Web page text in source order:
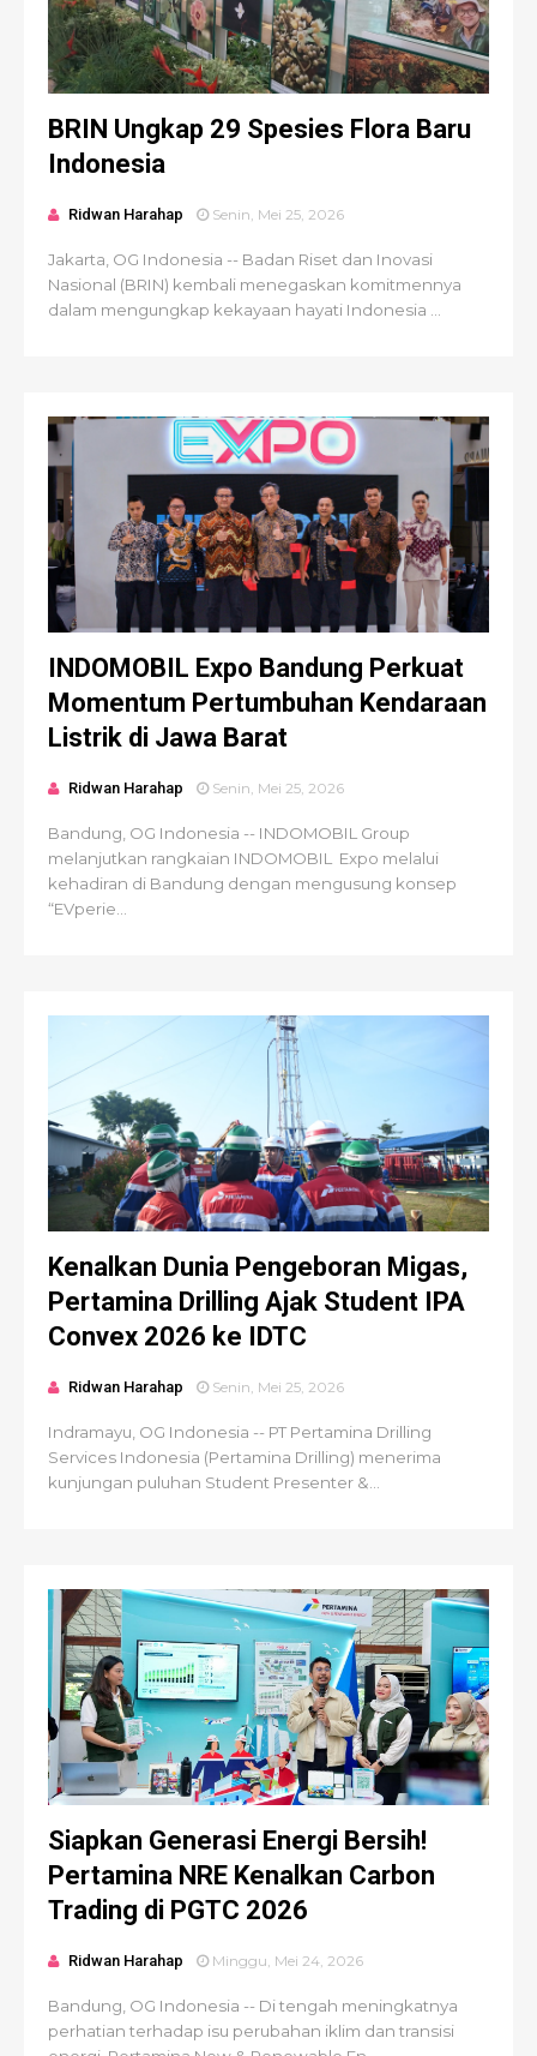
BRIN Ungkap 29 Spesies Flora Baru
Indonesia
Ridwan Harahap Senin, Mei 25, 2026
Jakarta, OG Indonesia -- Badan Riset dan Inovasi
Nasional (BRIN) kembali menegaskan komitmennya
dalam mengungkap kekayaan hayati Indonesia ...
INDOMOBIL Expo Bandung Perkuat
Momentum Pertumbuhan Kendaraan
Listrik di Jawa Barat
Ridwan Harahap Senin, Mei 25, 2026
Bandung, OG Indonesia -- INDOMOBIL Group
melanjutkan rangkaian INDOMOBIL Expo melalui
kehadiran di Bandung dengan mengusung konsep
“EVperie...
Kenalkan Dunia Pengeboran Migas,
Pertamina Drilling Ajak Student IPA
Convex 2026 ke IDTC
Ridwan Harahap Senin, Mei 25, 2026
Indramayu, OG Indonesia -- PT Pertamina Drilling
Services Indonesia (Pertamina Drilling) menerima
kunjungan puluhan Student Presenter &...
Siapkan Generasi Energi Bersih!
Pertamina NRE Kenalkan Carbon
Trading di PGTC 2026
Ridwan Harahap Minggu, Mei 24, 2026
Bandung, OG Indonesia -- Di tengah meningkatnya
perhatian terhadap isu perubahan iklim dan transisi